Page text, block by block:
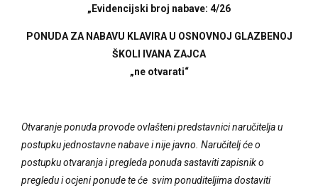
„Evidencijski broj nabave: 4/26
PONUDA ZA NABAVU KLAVIRA U OSNOVNOJ GLAZBENOJ
ŠKOLI IVANA ZAJCA
„ne otvarati“
Otvaranje ponuda provode ovlašteni predstavnici naručitelja u
postupku jednostavne nabave i nije javno. Naručitelj će o
postupku otvaranja i pregleda ponuda sastaviti zapisnik o
pregledu i ocjeni ponude te će svim ponuditeljima dostaviti